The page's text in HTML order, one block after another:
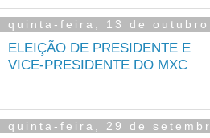
quinta-feira, 13 de outubro
ELEIÇÃO DE PRESIDENTE E
VICE-PRESIDENTE DO MXC
quinta-feira, 29 de